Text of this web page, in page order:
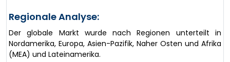
Regionale Analyse:
Der globale Markt wurde nach Regionen unterteilt in
Nordamerika, Europa, Asien-Pazifik, Naher Osten und Afrika
(MEA) und Lateinamerika.